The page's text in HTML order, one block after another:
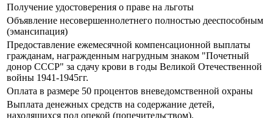
Получение удостоверения о праве на льготы
Объявление несовершеннолетнего полностью дееспособным
(эмансипация)
Предоставление ежемесячной компенсационной выплаты
гражданам, награжденным нагрудным знаком "Почетный
донор СССР" за сдачу крови в годы Великой Отечественной
войны 1941-1945гг.
Оплата в размере 50 процентов вневедомственной охраны
Выплата денежных средств на содержание детей,
находящихся под опекой (попечительством).